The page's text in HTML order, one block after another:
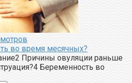
во время месячных?
Причины овуляции раньше
Беременность во